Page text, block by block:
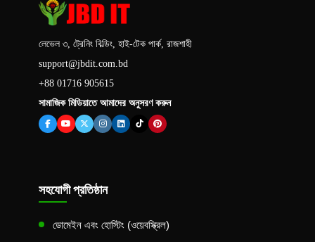
লেভেল ৩, ট্রেনিং বিল্ডিং, হাই-টেক পার্ক, রাজশাহী
support@jbdit.com.bd
+88 01716 905615
সামাজিক মিডিয়াতে আমাদের অনুসরণ করুন
সহযোগী প্রতিষ্ঠান
ডোমেইন এবং হোস্টিং (ওয়েবস্ক্রিল)